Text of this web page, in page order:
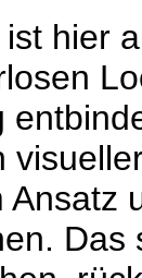
hier
Ansatz
Das